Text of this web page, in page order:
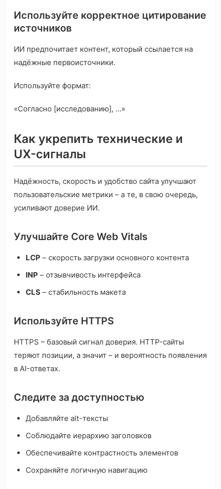
Используйте корректное цитирование
источников
ИИ предпочитает контент, который ссылается на
надёжные первоисточники.
Используйте формат:
«Согласно [исследованию], …»
Как укрепить технические и
UX-сигналы
Надёжность, скорость и удобство сайта улучшают
пользовательские метрики – а те, в свою очередь,
усиливают доверие ИИ.
Улучшайте Core Web Vitals
LCP – скорость загрузки основного контента
INP – отзывчивость интерфейса
CLS – стабильность макета
Используйте HTTPS
HTTPS – базовый сигнал доверия. HTTP-сайты
теряют позиции, а значит – и вероятность появления
в AI-ответах.
Следите за доступностью
Добавляйте alt-тексты
Соблюдайте иерархию заголовков
Обеспечивайте контрастность элементов
Сохраняйте логичную навигацию